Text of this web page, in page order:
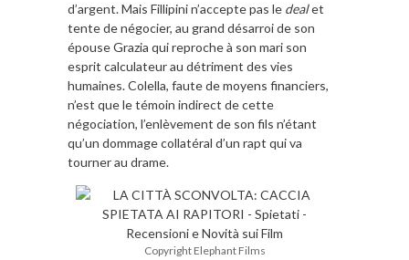
d’argent. Mais Fillipini n’accepte pas le dealet
tente de négocier, au grand désarroi de son
épouse Grazia qui reproche à son mari son
esprit calculateur au détriment des vies
humaines. Colella, faute de moyens financiers,
n’est que le témoin indirect de cette
négociation, l’enlèvement de son fils n’étant
qu’un dommage collatéral d’un rapt qui va
tourner au drame.
Copyright Elephant Films